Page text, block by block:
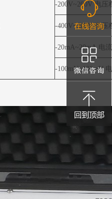
-200V~200V电压
-400V~400V电压
-20mA~20mA 电
-100mV~100mV